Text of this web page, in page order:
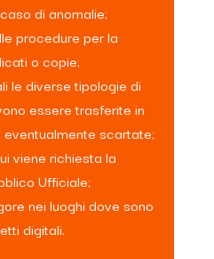
di anomalie;
procedure per la
o copie;
le diverse tipologie di
essere trasferite in
scartate;
viene richiesta la
Ufficiale;
nei luoghi dove sono
digitali.